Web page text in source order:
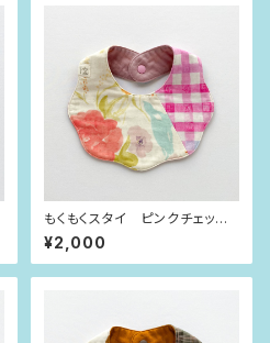
もくもくスタイ ピンクチェック×
お花
¥2,000